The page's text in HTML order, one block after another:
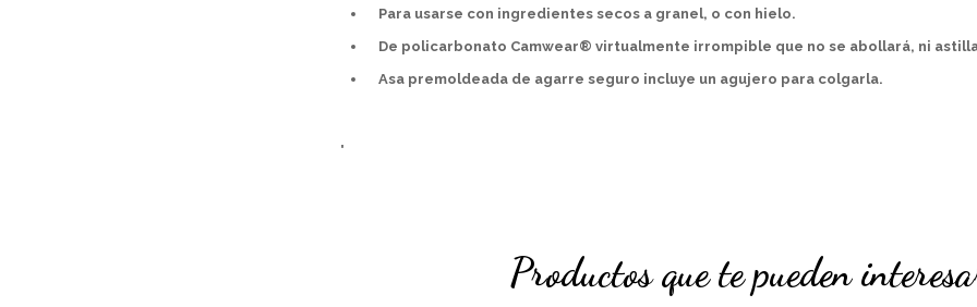
Para usarse con ingredientes secos a granel, o con hielo.
De policarbonato Camwear® virtualmente irrompible que no se abollará, ni
Asa premoldeada de agarre seguro incluye un agujero para colgarla.
"
Productos que te pueden